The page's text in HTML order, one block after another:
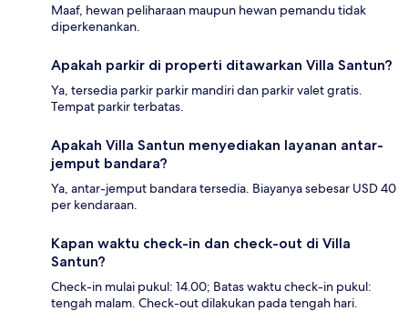
Maaf, hewan peliharaan maupun hewan pemandu tidak
diperkenankan.
Apakah parkir di properti ditawarkan Villa Santun?
Ya, tersedia parkir parkir mandiri dan parkir valet gratis.
Tempat parkir terbatas.
Apakah Villa Santun menyediakan layanan antar-
jemput bandara?
Ya, antar-jemput bandara tersedia. Biayanya sebesar USD 40
per kendaraan.
Kapan waktu check-in dan check-out di Villa
Santun?
Check-in mulai pukul: 14.00; Batas waktu check-in pukul:
tengah malam. Check-out dilakukan pada tengah hari.